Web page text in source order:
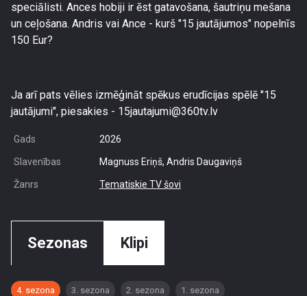
speciālisti. Ances hobiji ir ēst gatavošana, šautriņu mešana
un ceļošana. Andris vai Ance - kurš "15 jautājumos" nopelnīs
150 Eur?
Ja arī pats vēlies izmēģināt spēkus erudīcijas spēlē "15
jautājumi", piesakies - 15jautajumi@360tv.lv
Gads 2026
Slavenības Magnuss Eriņš, Andris Daugaviņš
Žanrs Tematiskie TV šovi
Sezonas Klipi
4. sezona 3. sezona 2. sezona 1. sezona